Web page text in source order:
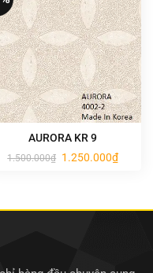
AURORA KR 9
1.500.000₫ Giá
gốc
1.250.000₫Giá
hiện